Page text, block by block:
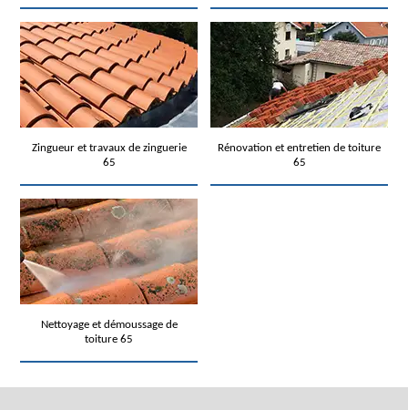
Zingueur et travaux de zinguerie
65
Rénovation et entretien de toiture
65
Nettoyage et démoussage de
toiture 65